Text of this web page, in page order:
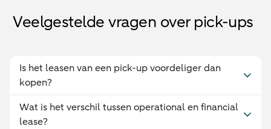
Veelgestelde vragen over pick-ups
Is het leasen van een pick-up voordeliger dan
kopen?
Wat is het verschil tussen operational en financial
lease?